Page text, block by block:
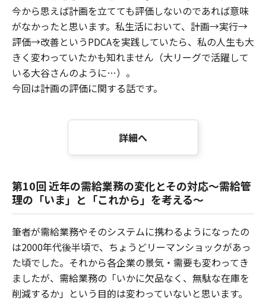
今から思えば計画を立てても評価しないのであれば意味
がなかったと思います。私生活において、計画→実行→
評価→改善というPDCAを実践していたら、私の人生も大
きく変わっていたかも知れません（大リーグで活躍して
いる大谷さんのように…）。
今回は計画の評価に関する話です。
詳細へ
第10回 近年の需給業務の変化とその対応～需給管
理の「いま」と「これから」を考える～
筆者が需給業務やそのシステムに携わるようになったの
は2000年代後半頃で、ちょうどリーマンショックがあっ
た頃でした。それから各企業の景気・需要も変わってき
ましたが、需給業務の「いかに欠品なく、無駄な在庫を
削減するか」という目的は変わっていないと思います。